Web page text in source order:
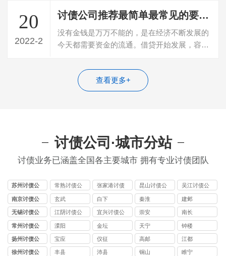
20
2022-2
讨债公司推荐最简单最常见的要账方法
没有金钱是万万不能的，是在经济不断发展的
今天都需要资金的流通。借贷开始发展，容易
查看更多+
讨债公司·城市分站
讨债业务已涵盖全国各主要城市 拥有专业讨债团队
苏州讨债公
司
常熟讨债公
司
张家港讨债
公司
昆山讨债公
司
吴江讨债公
司
南京讨债公
司
玄武 白下 秦淮 建邺
无锡讨债公
司
江阴讨债公
司
宜兴讨债公
司
崇安 南长
常州讨债公
司
溧阳 金坛 天宁 钟楼
扬州讨债公
司
宝应 仪征 高邮 江都
徐州讨债公
丰县 沛县 铜山 睢宁